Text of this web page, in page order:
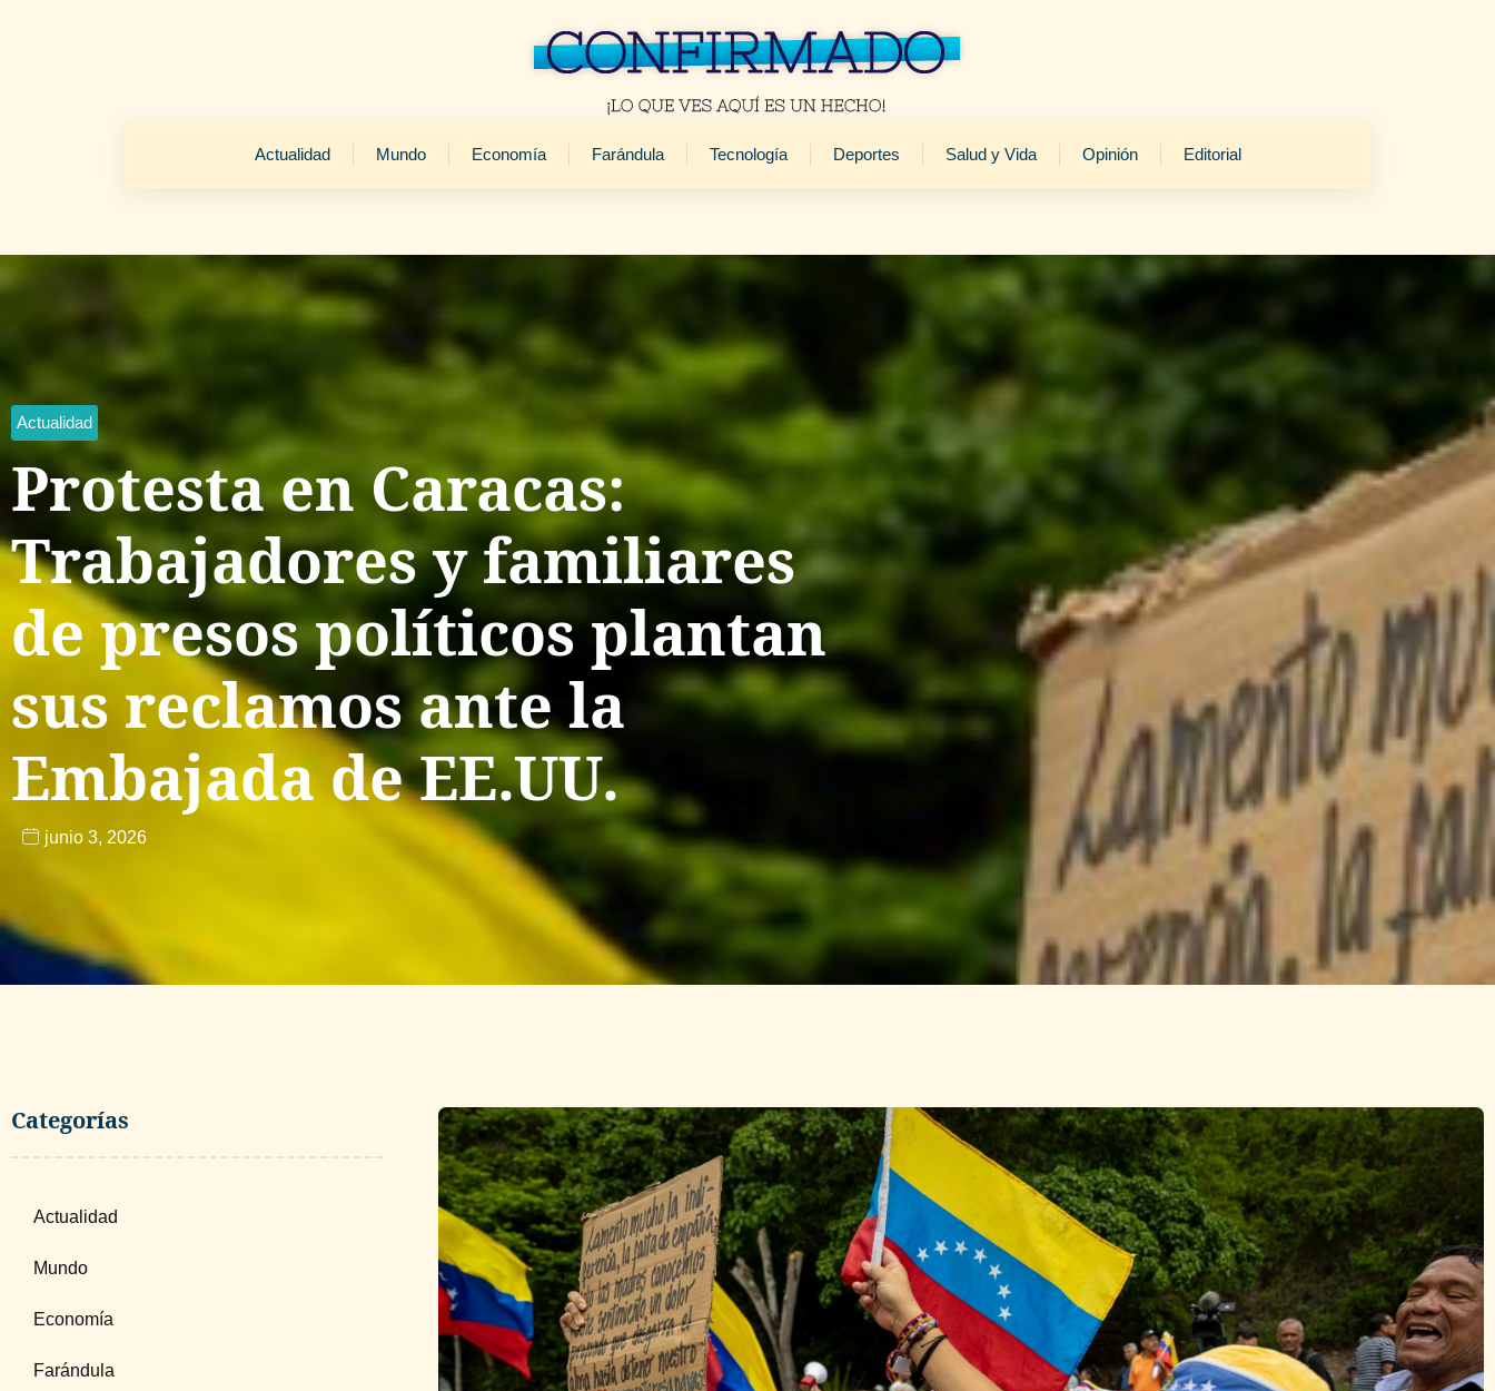
Actualidad Mundo Economía Farándula Tecnología Deportes Salud y Vida Opinión Editorial
Actualidad
Protesta en Caracas:
Trabajadores y familiares
de presos políticos plantan
sus reclamos ante la
Embajada de EE.UU.
junio 3, 2026
Categorías
Actualidad
Mundo
Economía
Farándula